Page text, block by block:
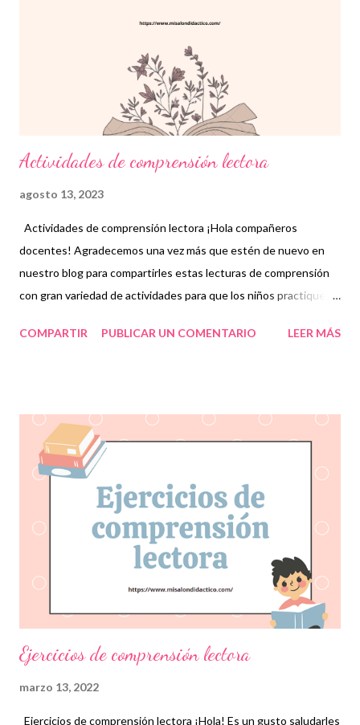
asignaturas requieren la capacidad de leer y comprender textos
de diversa índole. Un estudiante con dificultades en
comprensión lectora se verá limitado en su capacidad para
aprender y desenvolverse en el cu...
Actividades de comprensión lectora
agosto 13, 2023
Actividades de comprensión lectora ¡Hola compañeros
docentes! Agradecemos una vez más que estén de nuevo en
nuestro blog para compartirles estas lecturas de comprensión
con gran variedad de actividades para que los niños practiquen.
que deben tener las personas para interpretar un texto. No
hábito de la lectura, además de mejorar su fluidez, también les
permitirá comprender adecuadamente lo que leen y, si es el
caso, emitir una opinión razonable mediante la formulación de
argumentos, que en un futuro, les ayudará a expresarse de la
mejor manera en diversas situaciones. Nuestra mayor gratitud a
los autores de este magnífico material, recordando que
nosotros sólo lo compartimos de manera gratuita con fines
informativos y educa...
COMPARTIR PUBLICAR UN COMENTARIO LEER MÁS
Ejercicios de comprensión lectora
marzo 13, 2022
Ejercicios de comprensión lectora ¡Hola! Es un gusto saludarles